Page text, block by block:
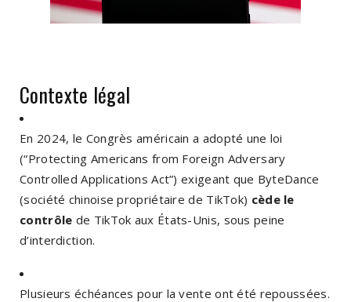
Contexte légal
En 2024, le Congrès américain a adopté une loi
(“Protecting Americans from Foreign Adversary
Controlled Applications Act”) exigeant que ByteDance
(société chinoise propriétaire de TikTok) cède le
contrôle de TikTok aux États-Unis, sous peine
d’interdiction.
Plusieurs échéances pour la vente ont été repoussées.